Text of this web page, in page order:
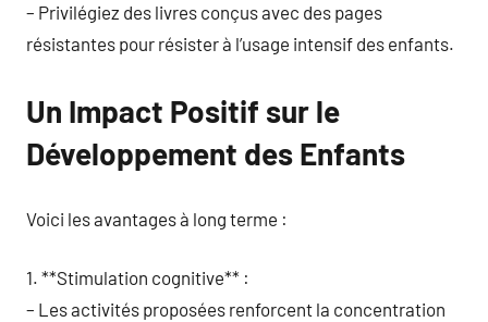
– Privilégiez des livres conçus avec des pages
résistantes pour résister à l’usage intensif des enfants.
Un Impact Positif sur le
Développement des Enfants
Voici les avantages à long terme :
1. **Stimulation cognitive** :
– Les activités proposées renforcent la concentration